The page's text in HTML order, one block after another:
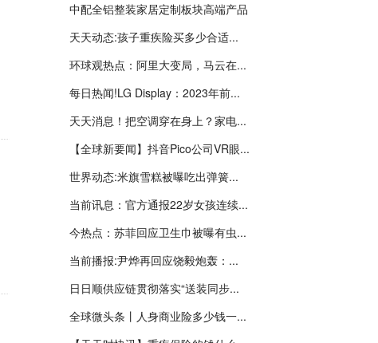
中配全铝整装家居定制板块高端产品
天天动态:孩子重疾险买多少合适...
环球观热点：阿里大变局，马云在...
每日热闻!LG Display：2023年前...
天天消息！把空调穿在身上？家电...
【全球新要闻】抖音Pico公司VR眼...
世界动态:米旗雪糕被曝吃出弹簧...
当前讯息：官方通报22岁女孩连续...
今热点：苏菲回应卫生巾被曝有虫...
当前播报:尹烨再回应饶毅炮轰：...
日日顺供应链贯彻落实“送装同步...
全球微头条丨人身商业险多少钱一...